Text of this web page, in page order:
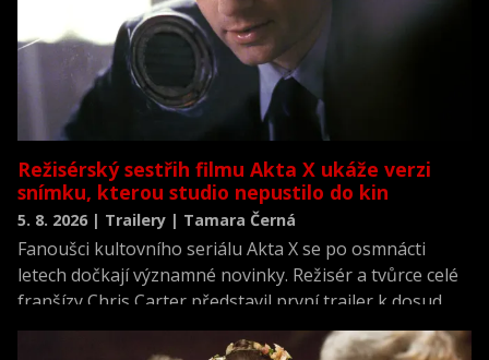
Režisérský sestřih filmu Akta X ukáže verzi
snímku, kterou studio nepustilo do kin
5. 8. 2026 | Trailery | Tamara Černá
Fanoušci kultovního seriálu Akta X se po osmnácti
letech dočkají významné novinky. Režisér a tvůrce celé
franšízy Chris Carter představil první trailer k dosud
neviděné režisérské verzi filmu Akta X: Chci uvěřit.